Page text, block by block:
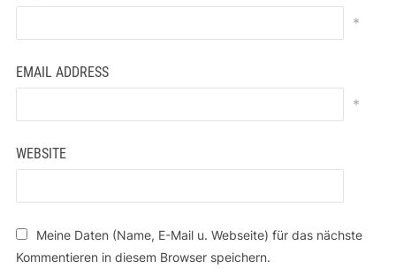
*
EMAIL ADDRESS
*
WEBSITE
Meine Daten (Name, E-Mail u. Webseite) für das nächste
Kommentieren in diesem Browser speichern.